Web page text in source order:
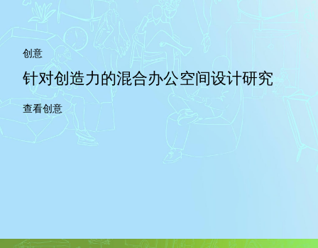
创意
针对创造力的混合办公空间设计研究
查看创意